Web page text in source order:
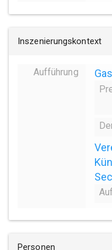
Inszenierungskontext
Aufführung
Personen